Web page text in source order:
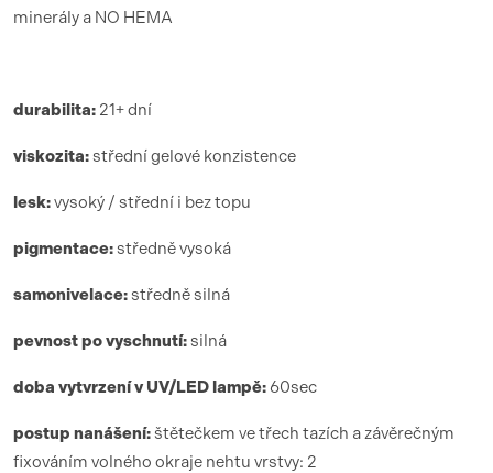
minerály a NO HEMA
durabilita: 21+ dní
viskozita:střední gelové konzistence
lesk:vysoký / střední i bez topu
pigmentace:středně vysoká
samonivelace:středně silná
pevnost po vyschnutí:silná
doba vytvrzenív UV/LED lampě:60sec
postup nanášení:štětečkem ve třech tazích a závěrečným
fixováním volného okraje nehtu vrstvy: 2